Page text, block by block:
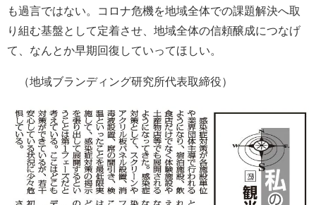
も過言ではない。コロナ危機を地域全体での課題解決へ取
り組む基盤として定着させ、地域全体の信頼醸成につなげ
て、なんとか早期回復していってほしい。
（地域ブランディング研究所代表取締役）